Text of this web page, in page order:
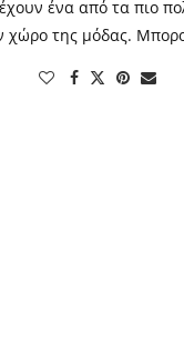
ένα από τα πιο
χώρο της μόδας.